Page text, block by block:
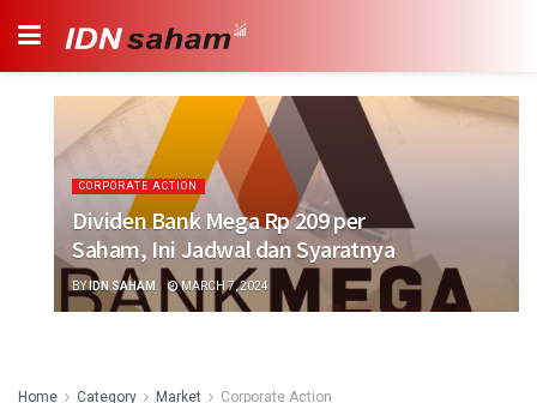
CORPORATE ACTION
Dividen Bank Mega Rp 209 per
Saham, Ini Jadwal dan Syaratnya
BYIDN SAHAM MARCH 7, 2024
Home Category Market Corporate Action